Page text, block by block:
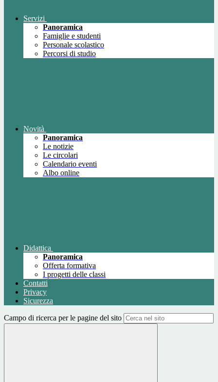
Servizi
Panoramica
Famiglie e studenti
Personale scolastico
Percorsi di studio
Novità
Panoramica
Le notizie
Le circolari
Calendario eventi
Albo online
Didattica
Panoramica
Offerta formativa
I progetti delle classi
Contatti
Privacy
Sicurezza
Campo di ricerca per le pagine del sito